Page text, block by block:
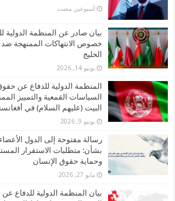
‏أسبوعين مضت
بيان صادر عن المنظمة الدولية
خصوص الانتهاكات الممنهجة ضد
الخليج
يونيو 14, 2026
المنظمة الدولية للدفاع عن
السياسات القمعية والتمييز
البيت (عليهم السلام) في
يونيو 9, 2026
رسالة مفتوحة إلى الدول
بشأن: متطلبات الاستقرار
وحماية حقوق الإنسان
مايو 27, 2026
بيان المنظمة الدولية للدفاع